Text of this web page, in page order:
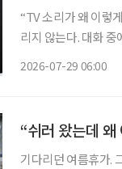
“TV 소리가 왜 이렇게 작지?” 가족은 시끄럽다며 볼륨을 줄이는
리지 않는다. 대화
2026-07-29 06:00
“쉬러 왔는데 왜
기다리던 여름휴가.